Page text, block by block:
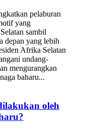
pelaburan
yang
sambil
depan yang lebih
Afrika Selatan
undang-
mengurangkan
baharu...
oleh